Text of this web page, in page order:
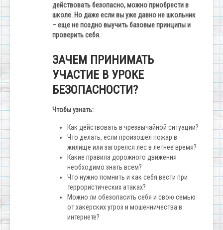
действовать безопасно, можно приобрести в
школе. Но даже если вы уже давно не школьник
– еще не поздно выучить базовые принципы и
проверить себя.
ЗАЧЕМ ПРИНИМАТЬ
УЧАСТИЕ В УРОКЕ
БЕЗОПАСНОСТИ?
Чтобы узнать:
Как действовать в чрезвычайной ситуации?
Что делать, если произошел пожар в
жилище или загорелся лес в летнее время?
Какие правила дорожного движения
необходимо знать всем?
Что нужно помнить и как себя вести при
террористических атаках?
Можно ли обезопасить себя и свою семью
от хакерских угроз и мошенничества в
интернете?